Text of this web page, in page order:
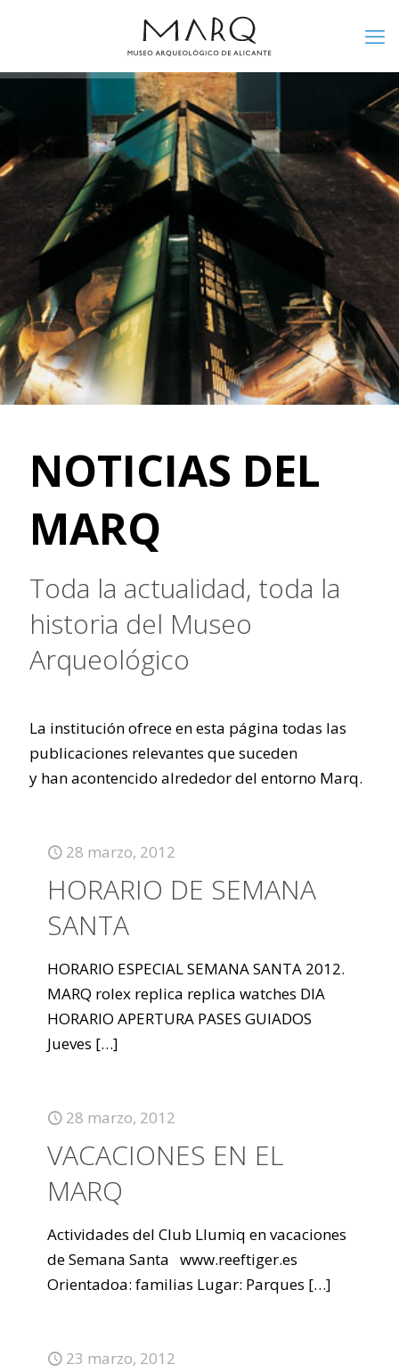
NOTICIAS DEL
MARQ
Toda la actualidad, toda la
historia del Museo
Arqueológico
La institución ofrece en esta página todas las
publicaciones relevantes que suceden
y han acontencido alrededor del entorno Marq.
28 marzo, 2012
HORARIO DE SEMANA
SANTA
HORARIO ESPECIAL SEMANA SANTA 2012.
MARQ rolex replica replica watches DIA
HORARIO APERTURA PASES GUIADOS
Jueves […]
28 marzo, 2012
VACACIONES EN EL
MARQ
Actividades del Club Llumiq en vacaciones
de Semana Santa www.reeftiger.es
Orientadoa: familias Lugar: Parques […]
23 marzo, 2012